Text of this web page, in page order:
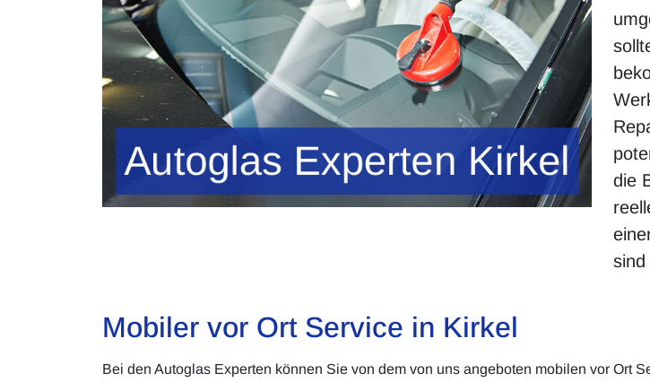
die
sind
Mobiler vor Ort Service in Kirkel
Bei den Autoglas Experten können Sie von dem von uns angeboten mobilen vor Ort